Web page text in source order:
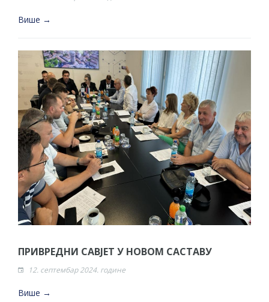
Више →
ПРИВРЕДНИ САВЈЕТ У НОВОМ САСТАВУ
12. септембар 2024. године
Више →